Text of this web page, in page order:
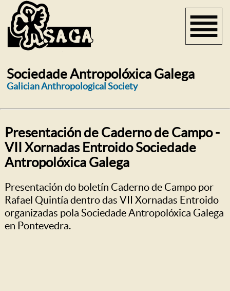
Sociedade Antropolóxica Galega
Galician Anthropological Society
Presentación de Caderno de Campo -
VII Xornadas Entroido Sociedade
Antropolóxica Galega
Presentación do boletín Caderno de Campo por
Rafael Quintía dentro das VII Xornadas Entroido
organizadas pola Sociedade Antropolóxica Galega
en Pontevedra.